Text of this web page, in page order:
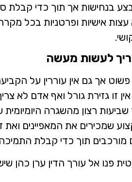
בנחישות אך תוך כדי קבלת
אישיות ופרטניות בכל
לעשות מעשה
אך גם אין עוררין על
זו גזירת גורל ואף אדם לא
רצון מהשגרה היומיומית
שמכירים את המאפיינים ואת
מורכבים תוך כדי קבלת
פנו אל עורך הדין ערן כהן